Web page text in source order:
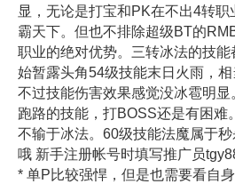
显，无论是打宝和PK在不出4转
霸天下。但也不排除超级BT的
职业的绝对优势。三转冰法的技
始暂露头角54级技能末日火雨，相
不过技能伤害效果感觉没冰雹明
跑路的技能，打BOSS还是有困难
不输于冰法。60级技能法魔属于
哦 新手注册帐号时填写推广员
* 单P比较强悍，但是也需要看自